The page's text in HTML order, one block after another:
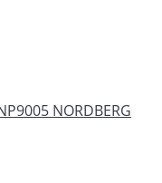
NORDBERG